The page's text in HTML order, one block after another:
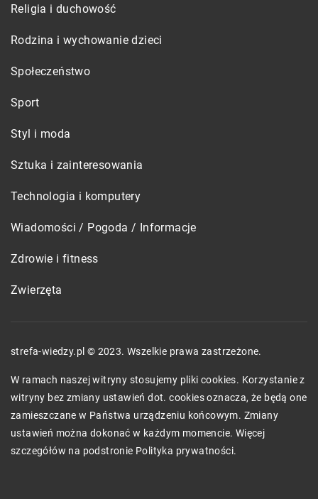
Religia i duchowość
Rodzina i wychowanie dzieci
Społeczeństwo
Sport
Styl i moda
Sztuka i zainteresowania
Technologia i komputery
Wiadomości / Pogoda / Informacje
Zdrowie i fitness
Zwierzęta
strefa-wiedzy.pl © 2023. Wszelkie prawa zastrzeżone.
W ramach naszej witryny stosujemy pliki cookies. Korzystanie z
witryny bez zmiany ustawień dot. cookies oznacza, że będą one
zamieszczane w Państwa urządzeniu końcowym. Zmiany
ustawień można dokonać w każdym momencie. Więcej
szczegółów na podstronie Polityka prywatności.